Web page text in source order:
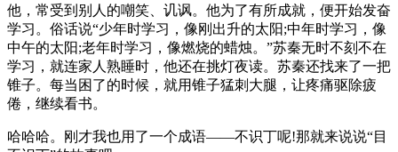
他，常受到别人的嘲笑、讥讽。他为了有所成就，便开始发奋
学习。俗话说“少年时学习，像刚出升的太阳;中年时学习，像
中午的太阳;老年时学习，像燃烧的蜡烛。”苏秦无时不刻不在
学习，就连家人熟睡时，他还在挑灯夜读。苏秦还找来了一把
锥子。每当困了的时候，就用锥子猛刺大腿，让疼痛驱除疲
倦，继续看书。
哈哈哈。刚才我也用了一个成语——不识丁呢!那就来说说“目